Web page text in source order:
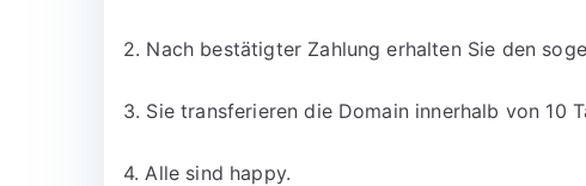
2. Nach bestätigter Zahlung erhalten Sie den
3. Sie transferieren die Domain innerhalb von 10
4. Alle sind happy.